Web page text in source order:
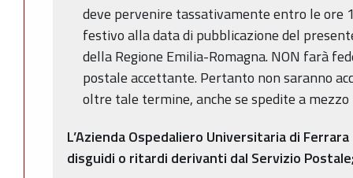
deve pervenire tassativamente entro le ore
festivo alla data di pubblicazione del
della Regione Emilia-Romagna. NON farà
postale accettante. Pertanto non saranno
oltre tale termine, anche se spedite a
L’Azienda Ospedaliero Universitaria di
disguidi o ritardi derivanti dal Servizio